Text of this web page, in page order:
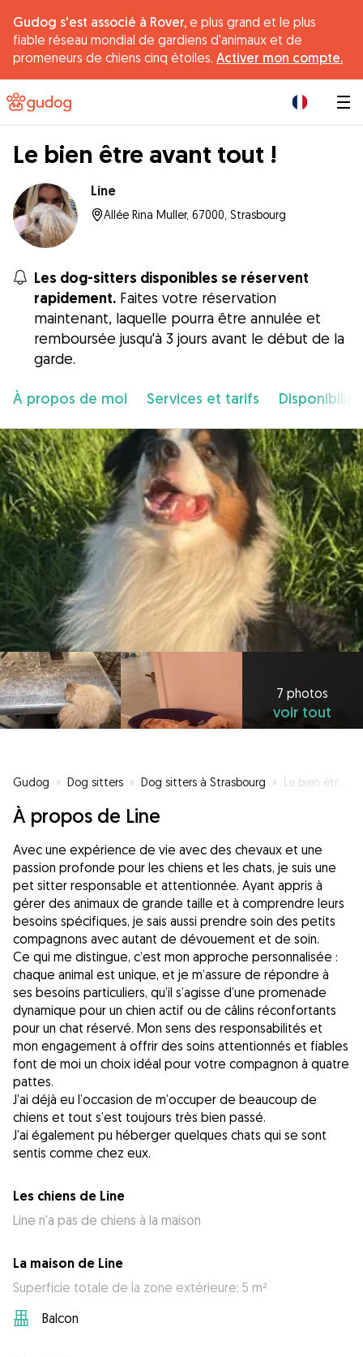
Gudog s'est associé à Rover, e plus grand et le plus
fiable réseau mondial de gardiens d'animaux et de
promeneurs de chiens cinq étoiles. Activer mon compte.
Le bien être avant tout !
Line
Allée Rina Muller, 67000, Strasbourg
Les dog-sitters disponibles se réservent
rapidement. Faites votre réservation
maintenant, laquelle pourra être annulée et
remboursée jusqu'à 3 jours avant le début de la
garde.
À propos de moi Services et tarifs Disponibilité
7 photos
voir tout
Gudog » Dog sitters » Dog sitters à Strasbourg » Le bien être avant tout !
À propos de Line
Avec une expérience de vie avec des chevaux et une
passion profonde pour les chiens et les chats, je suis une
pet sitter responsable et attentionnée. Ayant appris à
gérer des animaux de grande taille et à comprendre leurs
besoins spécifiques, je sais aussi prendre soin des petits
compagnons avec autant de dévouement et de soin.
Ce qui me distingue, c’est mon approche personnalisée :
chaque animal est unique, et je m’assure de répondre à
ses besoins particuliers, qu’il s’agisse d’une promenade
dynamique pour un chien actif ou de câlins réconfortants
pour un chat réservé. Mon sens des responsabilités et
mon engagement à offrir des soins attentionnés et fiables
font de moi un choix idéal pour votre compagnon à quatre
pattes.
J’ai déjà eu l’occasion de m’occuper de beaucoup de
chiens et tout s’est toujours très bien passé.
J’ai également pu héberger quelques chats qui se sont
sentis comme chez eux.
Les chiens de Line
Line n'a pas de chiens à la maison
La maison de Line
Superficie totale de la zone extérieure: 5 m²
Balcon